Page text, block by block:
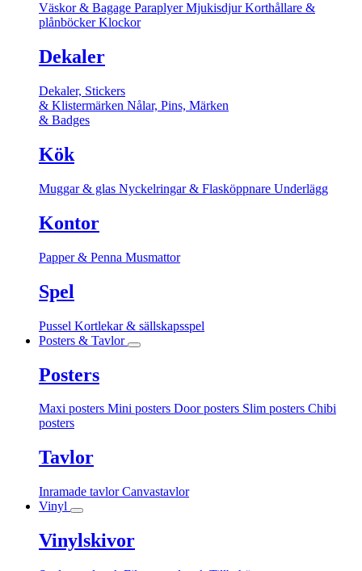
Väskor & Bagage ParaplyerMjukisdjurKorthållare &
plånböckerKlockor
Dekaler
Dekaler, Stickers
& Klistermärken Nålar, Pins, Märken
& Badges
Kök
Muggar & glas Nyckelringar & Flasköppnare Underlägg
Kontor
Papper & Penna Musmattor
Spel
Pussel Kortlekar & sällskapsspel
Posters & Tavlor
Posters
Maxi posters Mini posters Door posters Slim posters Chibi
posters
Tavlor
Inramade tavlorCanvastavlor
Vinyl
Vinylskivor